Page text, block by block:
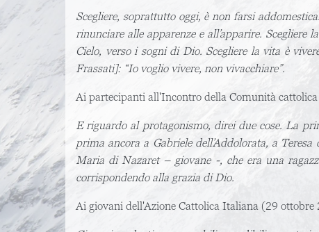
Scegliere, soprattutto oggi, è non farsi
rinunciare alle apparenze e all’apparire.
Cielo, verso i sogni di Dio. Scegliere la vita è
Frassati]: “Io voglio vivere, non vivacchiare”.
Ai partecipanti all'Incontro della Comunità
E riguardo al protagonismo, direi due cose. La
prima ancora a Gabriele dell’Addolorata, a
Maria di Nazaret – giovane -, che era una
corrispondendo alla grazia di Dio.
Ai giovani dell'Azione Cattolica Italiana (29 ottobre